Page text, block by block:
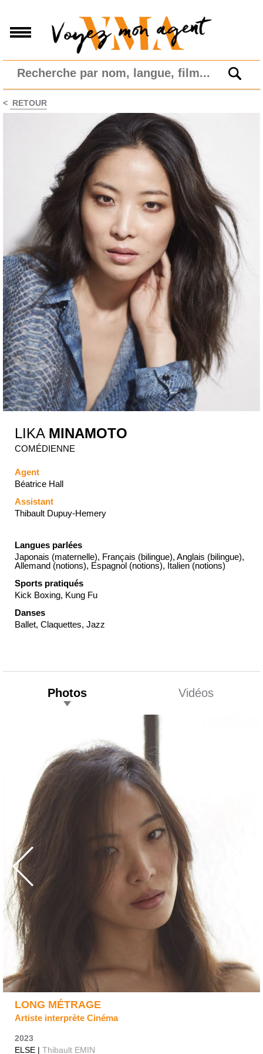
< RETOUR
LIKA MINAMOTO
COMÉDIENNE
Agent
Béatrice Hall
Assistant
Thibault Dupuy-Hemery
Langues parlées
Japonais (maternelle), Français (bilingue), Anglais (bilingue),
Allemand (notions), Espagnol (notions), Italien (notions)
Sports pratiqués
Kick Boxing, Kung Fu
Danses
Ballet, Claquettes, Jazz
Photos Vidéos
LONG MÉTRAGE
Artiste interprète Cinéma
2023
ELSE | Thibault EMIN